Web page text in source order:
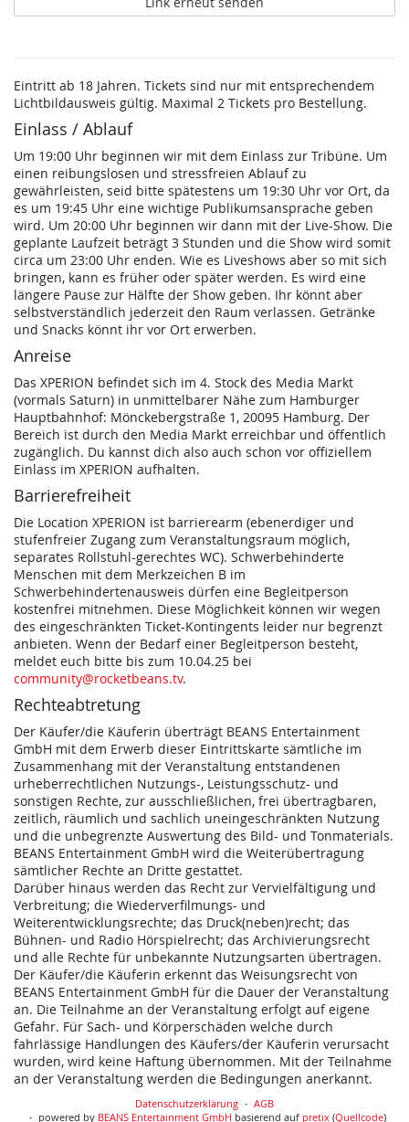
Eintritt ab 18 Jahren. Tickets sind nur mit entsprechendem
Lichtbildausweis gültig. Maximal 2 Tickets pro Bestellung.
Einlass / Ablauf
Um 19:00 Uhr beginnen wir mit dem Einlass zur Tribüne. Um
einen reibungslosen und stressfreien Ablauf zu
gewährleisten, seid bitte spätestens um 19:30 Uhr vor Ort, da
es um 19:45 Uhr eine wichtige Publikumsansprache geben
wird. Um 20:00 Uhr beginnen wir dann mit der Live-Show. Die
geplante Laufzeit beträgt 3 Stunden und die Show wird somit
circa um 23:00 Uhr enden. Wie es Liveshows aber so mit sich
bringen, kann es früher oder später werden. Es wird eine
längere Pause zur Hälfte der Show geben. Ihr könnt aber
selbstverständlich jederzeit den Raum verlassen. Getränke
und Snacks könnt ihr vor Ort erwerben.
Anreise
Das XPERION befindet sich im 4. Stock des Media Markt
(vormals Saturn) in unmittelbarer Nähe zum Hamburger
Hauptbahnhof: Mönckebergstraße 1, 20095 Hamburg. Der
Bereich ist durch den Media Markt erreichbar und öffentlich
zugänglich. Du kannst dich also auch schon vor offiziellem
Einlass im XPERION aufhalten.
Barrierefreiheit
Die Location XPERION ist barrierearm (ebenerdiger und
stufenfreier Zugang zum Veranstaltungsraum möglich,
separates Rollstuhl-gerechtes WC). Schwerbehinderte
Menschen mit dem Merkzeichen B im
Schwerbehindertenausweis dürfen eine Begleitperson
kostenfrei mitnehmen. Diese Möglichkeit können wir wegen
des eingeschränkten Ticket-Kontingents leider nur begrenzt
anbieten. Wenn der Bedarf einer Begleitperson besteht,
meldet euch bitte bis zum 10.04.25 bei
community@rocketbeans.tv.
Rechteabtretung
Der Käufer/die Käuferin überträgt BEANS Entertainment
GmbH mit dem Erwerb dieser Eintrittskarte sämtliche im
Zusammenhang mit der Veranstaltung entstandenen
urheberrechtlichen Nutzungs-, Leistungsschutz- und
sonstigen Rechte, zur ausschließlichen, frei übertragbaren,
zeitlich, räumlich und sachlich uneingeschränkten Nutzung
und die unbegrenzte Auswertung des Bild- und Tonmaterials.
BEANS Entertainment GmbH wird die Weiterübertragung
sämtlicher Rechte an Dritte gestattet.
Darüber hinaus werden das Recht zur Vervielfältigung und
Verbreitung; die Wiederverfilmungs- und
Weiterentwicklungsrechte; das Druck(neben)recht; das
Bühnen- und Radio Hörspielrecht; das Archivierungsrecht
und alle Rechte für unbekannte Nutzungsarten übertragen.
Der Käufer/die Käuferin erkennt das Weisungsrecht von
BEANS Entertainment GmbH für die Dauer der Veranstaltung
an. Die Teilnahme an der Veranstaltung erfolgt auf eigene
Gefahr. Für Sach- und Körperschäden welche durch
fahrlässige Handlungen des Käufers/der Käuferin verursacht
wurden, wird keine Haftung übernommen. Mit der Teilnahme
an der Veranstaltung werden die Bedingungen anerkannt.
Datenschutzerklärung
AGB
powered by BEANS Entertainment GmbH basierend auf pretix(Quellcode)